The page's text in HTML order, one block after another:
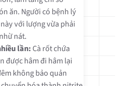
ăn. Người có bệnh lý
với lượng vừa phải
nát.
lần: Cà rốt chứa
được hâm đi hâm lại
không bảo quản